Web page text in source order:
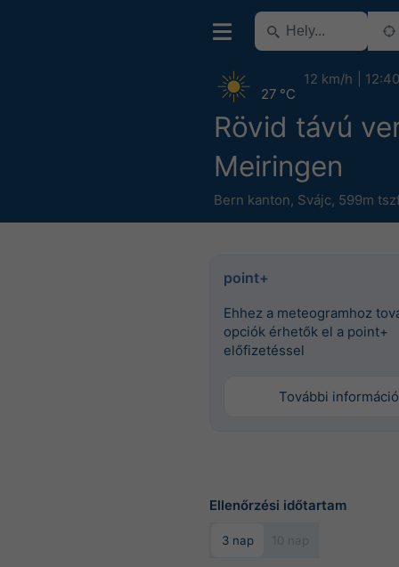
Rövid távú
Meiringen
Bern kanton, Svájc, 599m
27 °C
12 km/h 12:40
point+
Ehhez a meteogramhoz
opciók érhetők el a point+
előfizetéssel
További információ
Ellenőrzési időtartam
3 nap